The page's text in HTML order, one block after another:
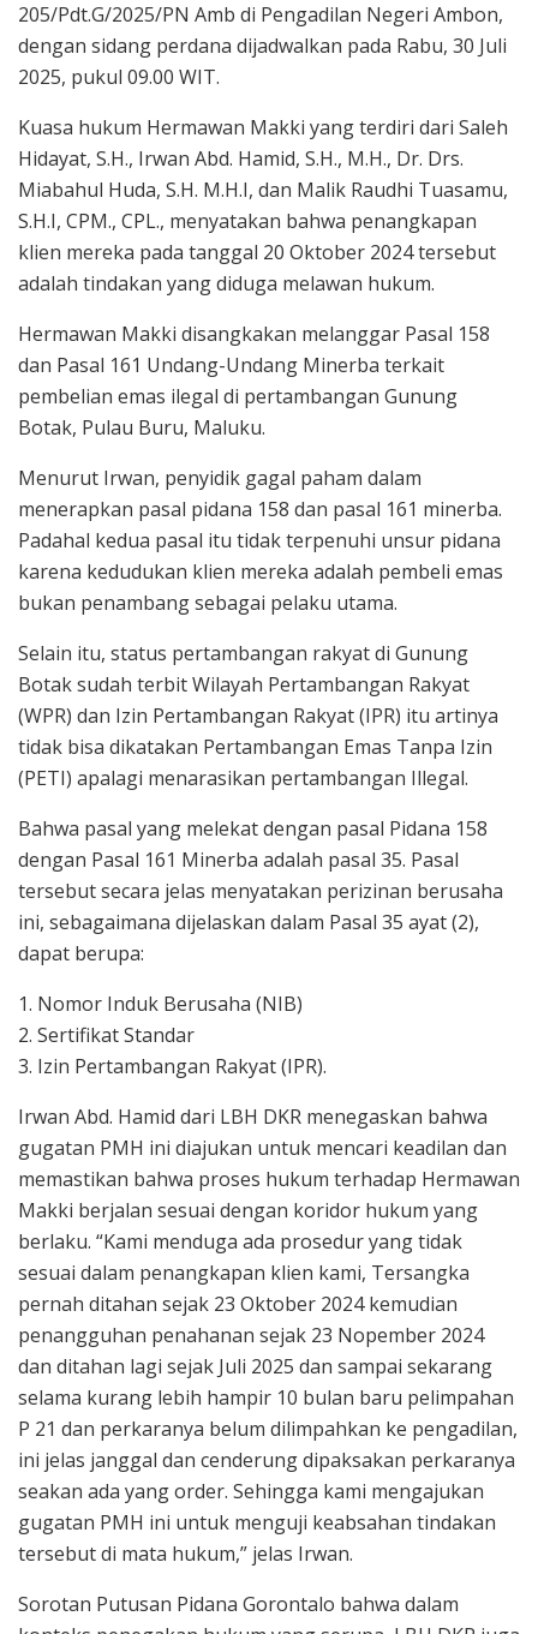
205/Pdt.G/2025/PN Amb di Pengadilan Negeri Ambon,
dengan sidang perdana dijadwalkan pada Rabu, 30 Juli
2025, pukul 09.00 WIT.
Kuasa hukum Hermawan Makki yang terdiri dari Saleh
Hidayat, S.H., Irwan Abd. Hamid, S.H., M.H., Dr. Drs.
Miabahul Huda, S.H. M.H.I, dan Malik Raudhi Tuasamu,
S.H.I, CPM., CPL., menyatakan bahwa penangkapan
klien mereka pada tanggal 20 Oktober 2024 tersebut
adalah tindakan yang diduga melawan hukum.
Hermawan Makki disangkakan melanggar Pasal 158
dan Pasal 161 Undang-Undang Minerba terkait
pembelian emas ilegal di pertambangan Gunung
Botak, Pulau Buru, Maluku.
Menurut Irwan, penyidik gagal paham dalam
menerapkan pasal pidana 158 dan pasal 161 minerba.
Padahal kedua pasal itu tidak terpenuhi unsur pidana
karena kedudukan klien mereka adalah pembeli emas
bukan penambang sebagai pelaku utama.
Selain itu, status pertambangan rakyat di Gunung
Botak sudah terbit Wilayah Pertambangan Rakyat
(WPR) dan Izin Pertambangan Rakyat (IPR) itu artinya
tidak bisa dikatakan Pertambangan Emas Tanpa Izin
(PETI) apalagi menarasikan pertambangan Illegal.
Bahwa pasal yang melekat dengan pasal Pidana 158
dengan Pasal 161 Minerba adalah pasal 35. Pasal
tersebut secara jelas menyatakan perizinan berusaha
ini, sebagaimana dijelaskan dalam Pasal 35 ayat (2),
dapat berupa:
1. Nomor Induk Berusaha (NIB)
2. Sertifikat Standar
3. Izin Pertambangan Rakyat (IPR).
Irwan Abd. Hamid dari LBH DKR menegaskan bahwa
gugatan PMH ini diajukan untuk mencari keadilan dan
memastikan bahwa proses hukum terhadap Hermawan
Makki berjalan sesuai dengan koridor hukum yang
berlaku. “Kami menduga ada prosedur yang tidak
sesuai dalam penangkapan klien kami, Tersangka
pernah ditahan sejak 23 Oktober 2024 kemudian
penangguhan penahanan sejak 23 Nopember 2024
dan ditahan lagi sejak Juli 2025 dan sampai sekarang
selama kurang lebih hampir 10 bulan baru pelimpahan
P 21 dan perkaranya belum dilimpahkan ke pengadilan,
ini jelas janggal dan cenderung dipaksakan perkaranya
seakan ada yang order. Sehingga kami mengajukan
gugatan PMH ini untuk menguji keabsahan tindakan
tersebut di mata hukum,” jelas Irwan.
Sorotan Putusan Pidana Gorontalo bahwa dalam